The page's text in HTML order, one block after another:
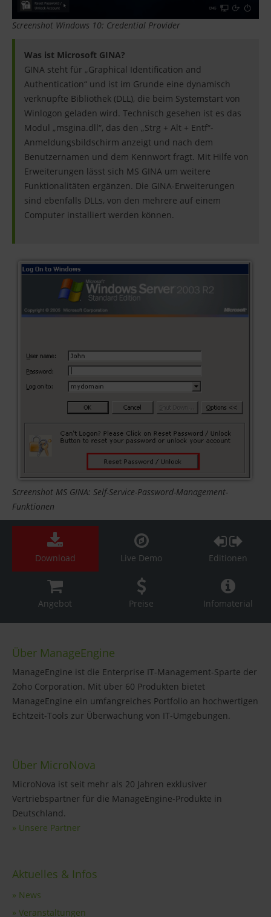
Screenshot Windows 10: Credential Provider
Was ist Microsoft GINA?
GINA steht für „Graphical Identification and
Authentication“ und ist im Grunde eine dynamisch
verknüpfte Bibliothek (DLL), die beim Systemstart von
Winlogon geladen wird. Technisch gesehen ist es das
Modul „msgina.dll“, das den „Strg + Alt + Entf“-
Anmeldungsbildschirm anzeigt und nach dem
Benutzernamen und dem Kennwort fragt. Mit Hilfe von
Erweiterungen lässt sich MS GINA um weitere
Funktionalitäten ergänzen. Die GINA-Erweiterungen
sind ebenfalls DLLs, von den mehrere auf einem
Computer installiert werden können.
Screenshot MS GINA: Self-Service-Password-Management-
Funktionen
Download Live Demo Editionen
Angebot Preise Infomaterial
Über ManageEngine
ManageEngine ist die Enterprise IT-Management-Sparte der
Zoho Corporation. Mit über 60 Produkten bietet
ManageEngine ein umfangreiches Portfolio an hochwertigen
Echtzeit-Tools zur Überwachung von IT-Umgebungen.
Über MicroNova
MicroNova ist seit mehr als 20 Jahren exklusiver
Vertriebspartner für die ManageEngine-Produkte in
Deutschland.
» Unsere Partner
Aktuelles & Infos
» News
» Veranstaltungen